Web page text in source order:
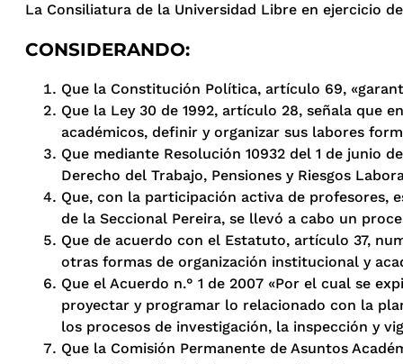
La Consiliatura de la Universidad Libre en ejercicio
CONSIDERANDO:
Que la Constitución Política, artículo 69,
Que la Ley 30 de 1992, artículo 28, señala que
académicos, definir y organizar sus labores
Que mediante Resolución 10932 del 1 de junio
Derecho del Trabajo, Pensiones y Riesgos
Que, con la participación activa de profesores,
de la Seccional Pereira, se llevó a cabo un
Que de acuerdo con el Estatuto, artículo 37,
otras formas de organización institucional y
Que el Acuerdo n.° 1 de 2007 «Por el cual se
proyectar y programar lo relacionado con la
los procesos de investigación, la inspección y
Que la Comisión Permanente de Asuntos